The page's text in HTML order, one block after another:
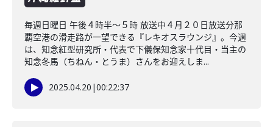
毎週日曜日 午後４時半～５時 放送中４月２０日放送分那
覇空港の滑走路が一望できる『レキオスラウンジ』。今週
は、知念紅型研究所・代表で下儀保知念家十代目・当主の
知念冬馬（ちねん・とうま）さんをお迎えしま...
2025.04.20 |00:22:37